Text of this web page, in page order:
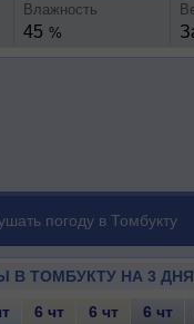
Влажность
45 %
погоду в Томбукту
В ТОМБУКТУ НА 3 ДНЯ
6 чт 6 чт 6 чт